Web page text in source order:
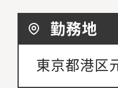
勤務地
東京都港区